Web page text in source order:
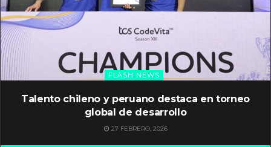
FLASH NEWS
Talento chileno y peruano destaca en torneo
global de desarrollo
27 FEBRERO, 2026